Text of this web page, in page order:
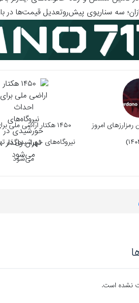
سه سناریوی پیش‌روتعدیل قیمت‌ها در
امروز
۱۴۵۰ هکتار اراضی ملی
نیروگاه‌های خورشیدی در
می‎‌شود
نشده است.